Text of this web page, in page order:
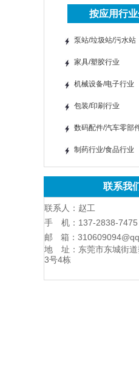
按应用行
泵站/垃圾站/污水站
家具/塑胶行业
机械设备/电子行业
包装/印刷行业
数码配件/汽车零部
制药行业/食品行业
联系我
联系人：赵工
手 机：137-2838-7475
邮 箱：
地 址：东莞市东城街道
3号4栋